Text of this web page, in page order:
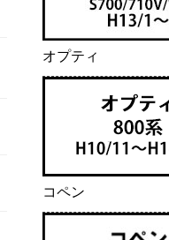
オプティ
コペン